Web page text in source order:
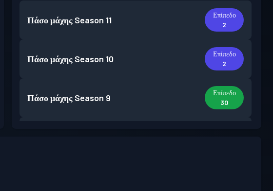
Πάσο μάχης Season 11
Επίπεδο
2
Πάσο μάχης Season 10
Επίπεδο
2
Πάσο μάχης Season 9
Επίπεδο
30